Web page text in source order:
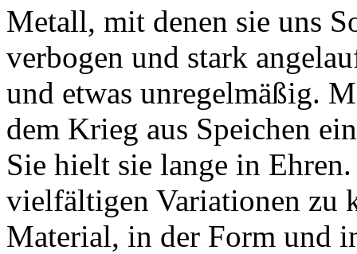
Metall, mit denen sie uns
verbogen und stark
und etwas unregelmäßig.
dem Krieg aus Speichen
Sie hielt sie lange in
vielfältigen Variationen zu
Material, in der Form und